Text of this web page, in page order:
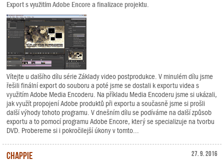
Export s využitím Adobe Encore a finalizace projektu.
Vítejte u dalšího dílu série Základy video postprodukce. V minulém dílu jsme
řešili finální export do souboru a poté jsme se dostali k exportu videa s
využitím Adobe Media Encoderu. Na příkladu Media Encoderu jsme si ukázali,
jak využít propojení Adobe produktů při exportu a současně jsme si prošli
další výhody tohoto programu. V dnešním dílu se podíváme na další způsob
exportu a to pomocí programu Adobe Encore, který se specializuje na tvorbu
DVD. Probereme si i pokročilejší úkony v tomto...
27. 9. 2016
Chappie